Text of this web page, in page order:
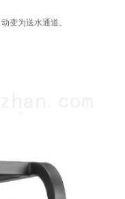
变为送水通道。